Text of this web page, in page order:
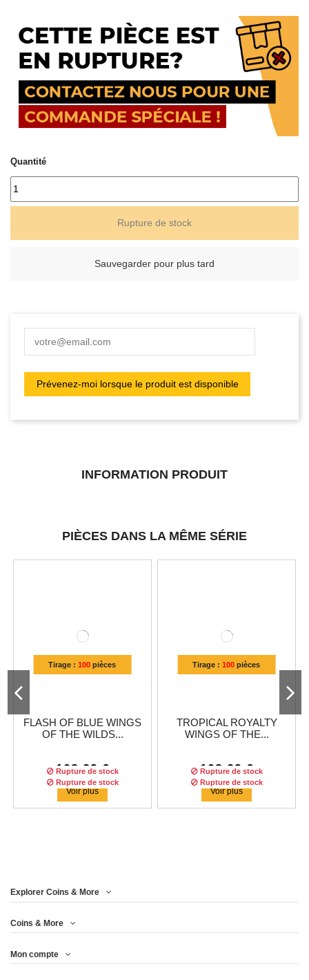
Quantité
Rupture de stock
Sauvegarder pour plus tard
INFORMATION PRODUIT
PIÈCES DANS LA MÊME SÉRIE
Tirage :100 pièces
FLASH OF BLUE WINGS
OF THE WILDS...
108,29 €
Rupture de stock
Voir plus
Tirage :100 pièces
TROPICAL ROYALTY
WINGS OF THE...
108,29 €
Rupture de stock
Voir plus
Tirage :
Rupture de stock Rupture de stock
Explorer Coins & More
Coins & More
Mon compte